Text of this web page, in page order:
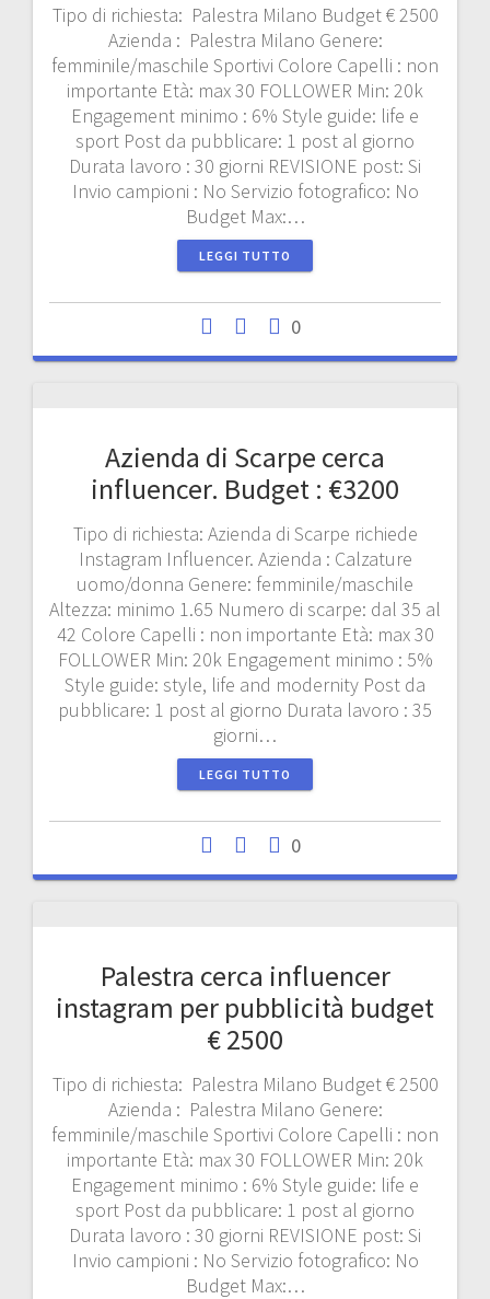
Tipo di richiesta: Palestra Milano Budget € 2500
Azienda : Palestra Milano Genere:
femminile/maschile Sportivi Colore Capelli : non
importante Età: max 30 FOLLOWER Min: 20k
Engagement minimo : 6% Style guide: life e
sport Post da pubblicare: 1 post al giorno
Durata lavoro : 30 giorni REVISIONE post: Si
Invio campioni : No Servizio fotografico: No
Budget Max:…
LEGGI TUTTO
0
Azienda di Scarpe cerca
influencer. Budget : €3200
Tipo di richiesta: Azienda di Scarpe richiede
Instagram Influencer. Azienda : Calzature
uomo/donna Genere: femminile/maschile
Altezza: minimo 1.65 Numero di scarpe: dal 35 al
42 Colore Capelli : non importante Età: max 30
FOLLOWER Min: 20k Engagement minimo : 5%
Style guide: style, life and modernity Post da
pubblicare: 1 post al giorno Durata lavoro : 35
giorni…
LEGGI TUTTO
0
Palestra cerca influencer
instagram per pubblicità budget
€ 2500
Tipo di richiesta: Palestra Milano Budget € 2500
Azienda : Palestra Milano Genere:
femminile/maschile Sportivi Colore Capelli : non
importante Età: max 30 FOLLOWER Min: 20k
Engagement minimo : 6% Style guide: life e
sport Post da pubblicare: 1 post al giorno
Durata lavoro : 30 giorni REVISIONE post: Si
Invio campioni : No Servizio fotografico: No
Budget Max:…